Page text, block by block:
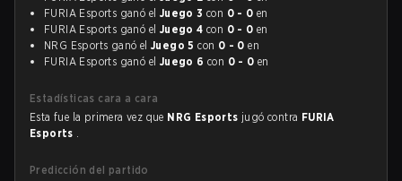
FURIA Esports ganó el Juego 3 con 0 - 0 en
FURIA Esports ganó el Juego 4 con 0 - 0 en
NRG Esports ganó el Juego 5 con 0 - 0 en
FURIA Esports ganó el Juego 6 con 0 - 0 en
Estadísticas cara a cara
Esta fue la primera vez que NRG Esports jugó contra FURIA
Esports .
Predicción del partido